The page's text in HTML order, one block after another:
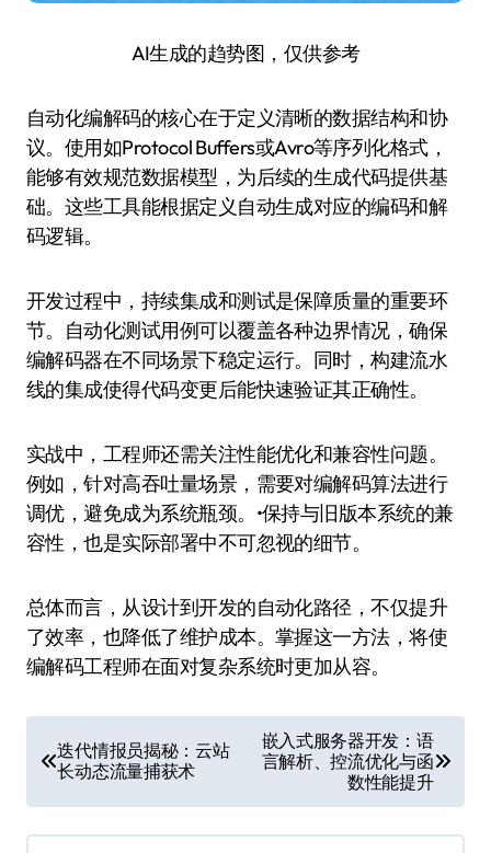
AI生成的趋势图，仅供参考
自动化编解码的核心在于定义清晰的数据结构和协
议。使用如Protocol Buffers或Avro等序列化格式，
能够有效规范数据模型，为后续的生成代码提供基
础。这些工具能根据定义自动生成对应的编码和解
码逻辑。
开发过程中，持续集成和测试是保障质量的重要环
节。自动化测试用例可以覆盖各种边界情况，确保
编解码器在不同场景下稳定运行。同时，构建流水
线的集成使得代码变更后能快速验证其正确性。
实战中，工程师还需关注性能优化和兼容性问题。
例如，针对高吞吐量场景，需要对编解码算法进行
调优，避免成为系统瓶颈。•保持与旧版本系统的兼
容性，也是实际部署中不可忽视的细节。
总体而言，从设计到开发的自动化路径，不仅提升
了效率，也降低了维护成本。掌握这一方法，将使
编解码工程师在面对复杂系统时更加从容。
章
导
航
迭代情报员揭秘：云站
长动态流量捕获术
嵌入式服务器开发：语
言解析、控流优化与函
数性能提升